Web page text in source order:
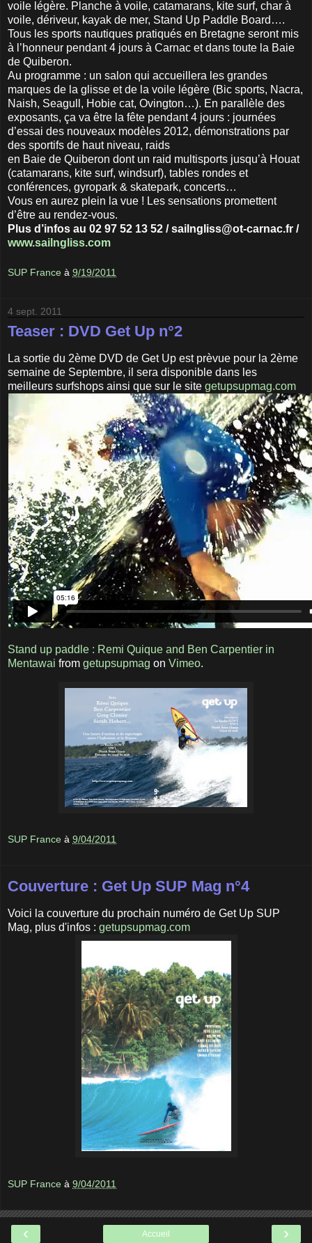
voile légère. Planche à voile, catamarans, kite surf, char à
voile, dériveur, kayak de mer, Stand Up Paddle Board….
Tous les sports nautiques pratiqués en Bretagne seront mis
à l’honneur pendant 4 jours à Carnac et dans toute la Baie
de Quiberon.
Au programme : un salon qui accueillera les grandes
marques de la glisse et de la voile légère (Bic sports, Nacra,
Naish, Seagull, Hobie cat, Ovington…). En parallèle des
exposants, ça va être la fête pendant 4 jours : journées
d’essai des nouveaux modèles 2012, démonstrations par
des sportifs de haut niveau, raids
en Baie de Quiberon dont un raid multisports jusqu’à Houat
(catamarans, kite surf, windsurf), tables rondes et
conférences, gyropark & skatepark, concerts…
Vous en aurez plein la vue ! Les sensations promettent
d’être au rendez-vous.
Plus d’infos au 02 97 52 13 52 / sailngliss@ot-carnac.fr /
www.sailngliss.com
SUP France à 9/19/2011
4 sept. 2011
Teaser : DVD Get Up n°2
La sortie du 2ème DVD de Get Up est prèvue pour la 2ème
semaine de Septembre, il sera disponible dans les
meilleurs surfshops ainsi que sur le site getupsupmag.com
Stand up paddle : Remi Quique and Ben Carpentier in
Mentawai from getupsupmag on Vimeo.
SUP France à 9/04/2011
Couverture : Get Up SUP Mag n°4
Voici la couverture du prochain numéro de Get Up SUP
Mag, plus d'infos : getupsupmag.com
SUP France à 9/04/2011
‹ ›
Accueil